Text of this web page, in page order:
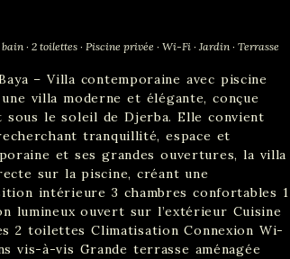
· 2 toilettes · Piscine privée · Wi-Fi · Jardin · Terrasse
– Villa contemporaine avec piscine
villa moderne et élégante, conçue
le soleil de Djerba. Elle convient
tranquillité, espace et
et ses grandes ouvertures, la villa
sur la piscine, créant une
intérieure 3 chambres confortables 1
lumineux ouvert sur l’extérieur Cuisine
2 toilettes Climatisation Connexion Wi-
vis-à-vis Grande terrasse aménagée